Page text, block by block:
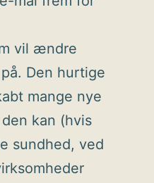
vil ændre
Den hurtige
mange nye
kan (hvis
sundhed, ved